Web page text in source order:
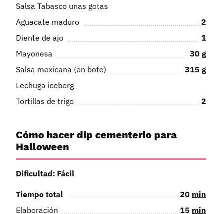
Salsa Tabasco unas gotas
Aguacate maduro
2
Diente de ajo
1
Mayonesa
30 g
Salsa mexicana (en bote)
315 g
Lechuga iceberg
Tortillas de trigo
2
Cómo hacer dip cementerio para
Halloween
Dificultad: Fácil
Tiempo total 20 min
Elaboración
15 min